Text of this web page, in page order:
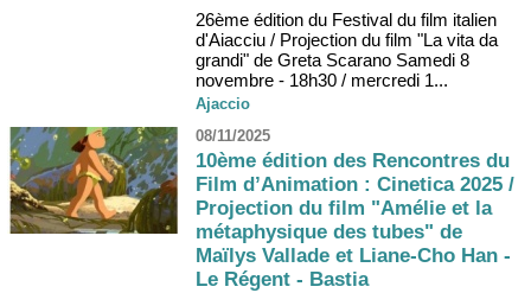
26ème édition du Festival du film italien
d'Aiacciu / Projection du film "La vita da
grandi" de Greta Scarano Samedi 8
novembre - 18h30 / mercredi 1...
Ajaccio
08/11/2025
10ème édition des Rencontres du
Film d’Animation : Cinetica 2025 /
Projection du film "Amélie et la
métaphysique des tubes" de
Maïlys Vallade et Liane-Cho Han -
Le Régent - Bastia